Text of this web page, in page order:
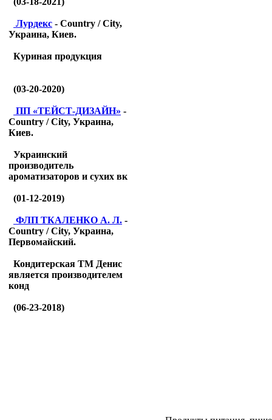
Лурдекс - Country / City,
Украина, Киев.
Куриная продукция
(03-20-2020)
ПП «ТЕЙСТ-ДИЗАЙН» -
Country / City, Украина,
Киев.
Украинский
производитель
ароматизаторов и сухих вк
(01-12-2019)
ФЛП ТКАЛЕНКО А. Л. -
Country / City, Украина,
Первомайский.
Кондитерская ТМ Денис
является производителем
конд
(06-23-2018)